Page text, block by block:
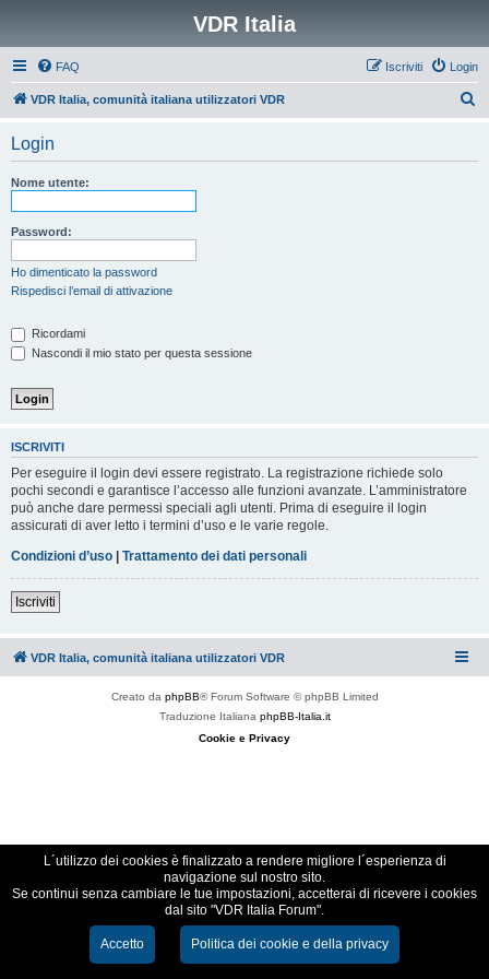
VDR Italia
FAQ Login
Iscriviti
VDR Italia, comunità italiana utilizzatori VDR
Login
Nome utente:
Password:
Ho dimenticato la password
Rispedisci l’email di attivazione
Ricordami
Nascondi il mio stato per questa sessione
ISCRIVITI
Per eseguire il login devi essere registrato. La registrazione richiede solo
pochi secondi e garantisce l’accesso alle funzioni avanzate. L’amministratore
può anche dare permessi speciali agli utenti. Prima di eseguire il login
assicurati di aver letto i termini d’uso e le varie regole.
Condizioni d’uso | Trattamento dei dati personali
Iscriviti
VDR Italia, comunità italiana utilizzatori VDR
Creato da phpBB® Forum Software © phpBB Limited
Traduzione Italiana phpBB-Italia.it
Cookie e Privacy
L´utilizzo dei cookies è finalizzato a rendere migliore l´esperienza di
navigazione sul nostro sito.
Se continui senza cambiare le tue impostazioni, accetterai di ricevere i cookies
dal sito "VDR Italia Forum".
Accetto Politica dei cookie e della privacy